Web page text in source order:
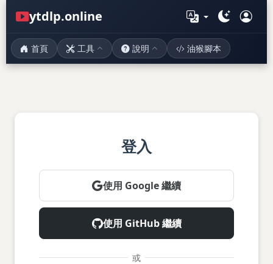
ytdlp.online
首頁 工具 說明 油猴腳本
登入
使用 Google 繼續
使用 GitHub 繼續
或